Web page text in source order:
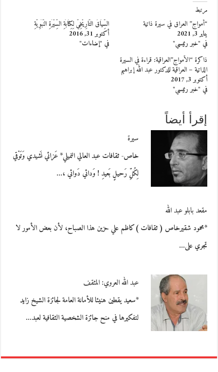
مرتبط
“أمواج” العراق في سيرة ذاتية
يناير 3, 2021
في "خبر رئيسي"
السِّيَاقُ التَّارِيْخِيُّ لِكِتَابَةِ السِّيْرَةِ النَّبَوِيَّةِ
أكتوبر 31, 2016
في "إضاءات"
ذاكرة “الأمواج”العراقية: قراءة في السيرة
الذاتية – العراقية للدكتور عبد الله إبراهيم
أكتوبر 3, 2017
في "خبر رئيسي"
إقرأ أيضاً
سيرة
خاص- ثقافات عبد العالي النميلي* عَزائي نَشيدي وَتَوْقي
لِكُلِّ رَحيلٍ بَعيدِ ! وَدائي دَوائي ،…
مقعد بابلو عبد الله
*محمود شقيرخاص ( ثقافات )كاظم علي حزين هذا الصباح، لأن بعض الأمور لا
تجري على…
عبد الله العروي: المثقف
*سعيد يقطين هنيئا للأمانة العامة لجائزة الشيخ زايد
لتفكيرها في منح جائزة الشخصية الثقافية لعبد…